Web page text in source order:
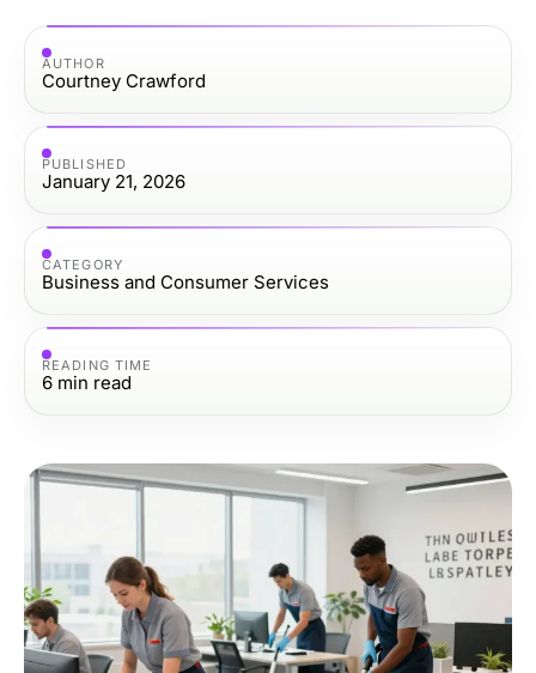
AUTHOR
Courtney Crawford
PUBLISHED
January 21, 2026
CATEGORY
Business and Consumer Services
READING TIME
6 min read